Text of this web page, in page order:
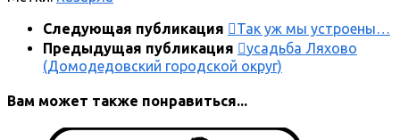
Следующая публикация
Так уж мы устроены…
Предыдущая публикация
усадьба Ляхово
(Домодедовский городской округ)
Вам может также понравиться...